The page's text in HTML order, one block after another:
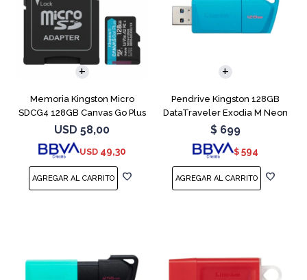
Memoria Kingston Micro
SDCG4 128GB Canvas Go Plus
V30
USD 58,00
USD 49,30
Pendrive Kingston 128GB
DataTraveler Exodia M Neon
Blue
$ 699
$ 594